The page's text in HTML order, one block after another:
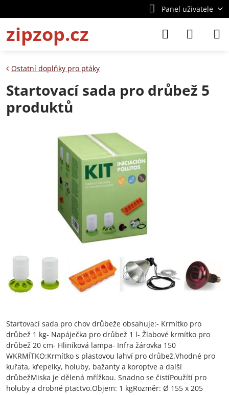
Panel uživatele
zipzop.cz
Ostatní doplňky pro ptáky
Startovací sada pro drůbež 5
produktů
Startovací sada pro chov drůbeže obsahuje:- Krmítko pro
drůbež 1 kg- Napáječka pro drůbež 1 l- Žlabové krmítko pro
drůbež 20 cm- Hliníková lampa- Infra žárovka 150
WKRMÍTKO:Krmítko s plastovou lahví pro drůbež.Vhodné pro
kuřata, křepelky, holuby, bažanty a koroptve a další
drůbežMiska je dělená mřížkou. Snadno se čistíPoužítí pro
holuby a drobné ptactvo.Objem: 1 kgRozměr: Ø 155 x 205